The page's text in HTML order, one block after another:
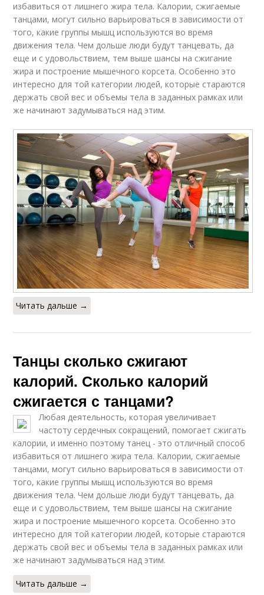
избавиться от лишнего жира тела. Калории, сжигаемые
танцами, могут сильно варьироваться в зависимости от
того, какие группы мышц используются во время
движения тела. Чем дольше люди будут танцевать, да
еще и с удовольствием, тем выше шансы на сжигание
жира и построение мышечного корсета. Особенно это
интересно для той категории людей, которые стараются
держать свой вес и объемы тела в заданных рамках или
же начинают задумываться над этим.
Читать дальше →
Танцы сколько сжигают
калорий. Сколько калорий
сжигается с танцами?
Любая деятельность, которая увеличивает
частоту сердечных сокращений, помогает сжигать
калории, и именно поэтому танец - это отличный способ
избавиться от лишнего жира тела. Калории, сжигаемые
танцами, могут сильно варьироваться в зависимости от
того, какие группы мышц используются во время
движения тела. Чем дольше люди будут танцевать, да
еще и с удовольствием, тем выше шансы на сжигание
жира и построение мышечного корсета. Особенно это
интересно для той категории людей, которые стараются
держать свой вес и объемы тела в заданных рамках или
же начинают задумываться над этим.
Читать дальше →